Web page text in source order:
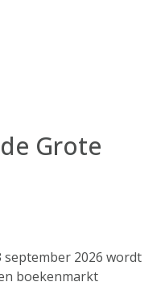
Grote
september 2026 wordt
boekenmarkt